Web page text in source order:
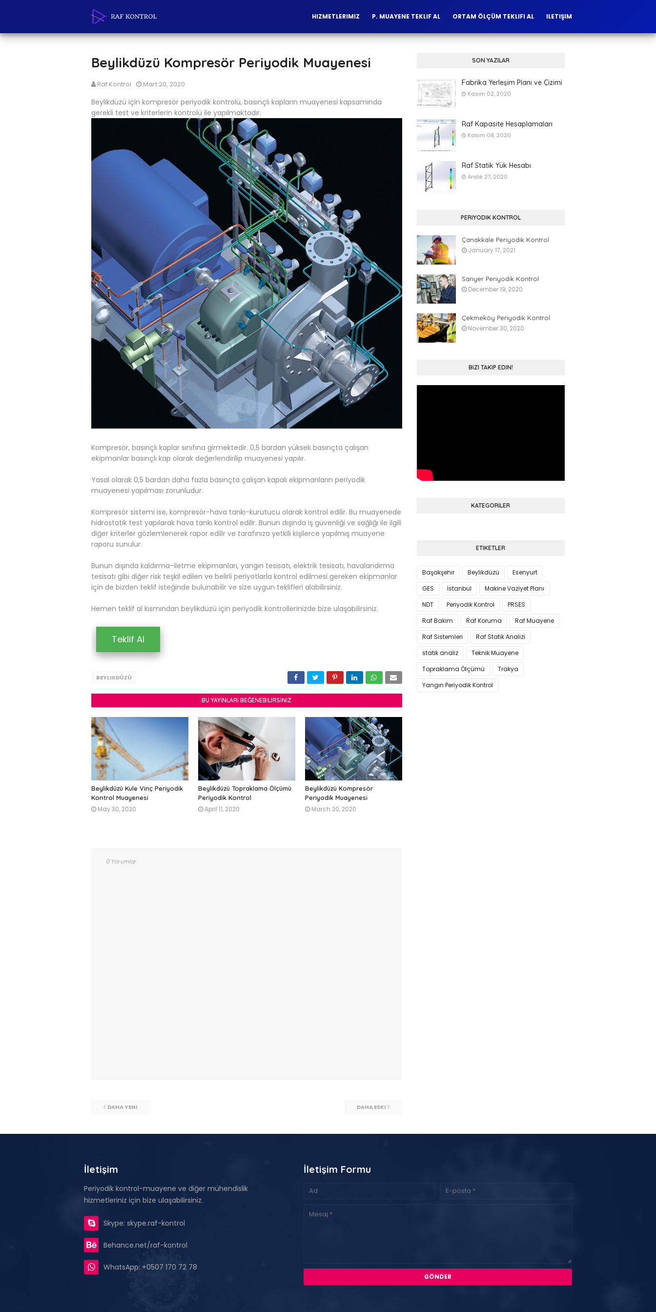
HIZMETLERIMIZ P. MUAYENE TEKLIF AL ORTAM ÖLÇÜM TEKLIFI AL ILETIŞIM
Beylikdüzü Kompresör Periyodik Muayenesi
Raf Kontrol Mart 20, 2020
Beylikdüzü için kompresör periyodik kontrolü, basınçlı kapların muayenesi kapsamında
gerekli test ve kriterlerin kontrolü ile yapılmaktadır.
Kompresör, basınçlı kaplar sınıfına girmektedir. 0,5 bardan yüksek basınçta çalışan
ekipmanlar basınçlı kap olarak değerlendirilip muayenesi yapılır.
Yasal olarak 0,5 bardan daha fazla basınçta çalışan kapalı ekipmanların periyodik
muayenesi yapılması zorunludur.
Kompresör sistemi ise, kompresör-hava tankı-kurutucu olarak kontrol edilir. Bu muayenede
hidrostatik test yapılarak hava tankı kontrol edilir. Bunun dışında iş güvenliği ve sağlığı ile ilgili
diğer kriterler gözlemlenerek rapor edilir ve tarafınıza yetkili kişilerce yapılmış muayene
raporu sunulur.
Bunun dışında kaldırma-iletme ekipmanları, yangın tesisatı, elektrik tesisatı, havalandırma
tesisatı gibi diğer risk teşkil edilen ve belirli periyotlarla kontrol edilmesi gereken ekipmanlar
için de bizden teklif isteğinde bulunabilir ve size uygun teklifleri alabilirsiniz.
Hemen teklif al kısmından beylikdüzü için periyodik kontrollerinizde bize ulaşabilirsiniz.
Teklif Al
BEYLIKDÜZÜ
BU YAYINLARI BEĞENEBILIRSINIZ
Beylikdüzü Kule Vinç Periyodik
Kontrol Muayenesi
May 30, 2020
Beylikdüzü Topraklama Ölçümü
Periyodik Kontrol
April 11, 2020
Beylikdüzü Kompresör
Periyodik Muayenesi
March 20, 2020
0 Yorumlar
DAHA YENI DAHA ESKI
SON YAZILAR
Fabrika Yerleşim Planı ve Çizimi
Kasım 02, 2020
Raf Kapasite Hesaplamaları
Kasım 08, 2020
Raf Statik Yük Hesabı
Aralık 27, 2020
PERIYODIK KONTROL
Çanakkale Periyodik Kontrol
January 17, 2021
Sarıyer Periyodik Kontrol
December 19, 2020
Çekmeköy Periyodik Kontrol
November 30, 2020
BIZI TAKIP EDIN!
KATEGORILER
ETIKETLER
Başakşehir Beylikdüzü
Esenyurt
GES
İstanbul
Makine Vaziyet Planı
NDT
Periyodik Kontrol
PRSES
Raf Bakım
Raf Koruma
Raf Muayene
Raf Sistemleri
Raf Statik Analizi
statik analiz
Teknik Muayene
Topraklama Ölçümü
Trakya
Yangın Periyodik Kontrol
İletişim
Periyodik kontrol-muayene ve diğer mühendislik
hizmetleriniz için bize ulaşabilirsiniz.
Skype: skype.raf-kontrol
Behance.net/raf-kontrol
WhatsApp: +0507 170 72 78
İletişim Formu